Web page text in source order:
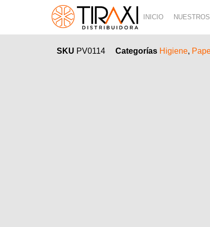
INICIO
SKU PV0114 Categorías Higiene,